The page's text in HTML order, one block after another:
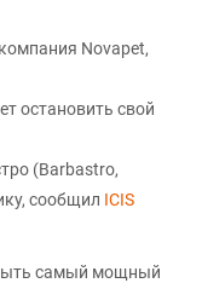
Novapet,
остановить свой
(Barbastro,
сообщил ICIS
самый мощный